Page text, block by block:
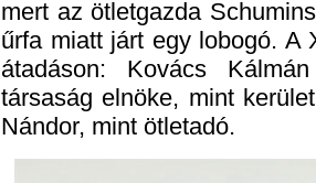
Nándor, mint ötletadó.